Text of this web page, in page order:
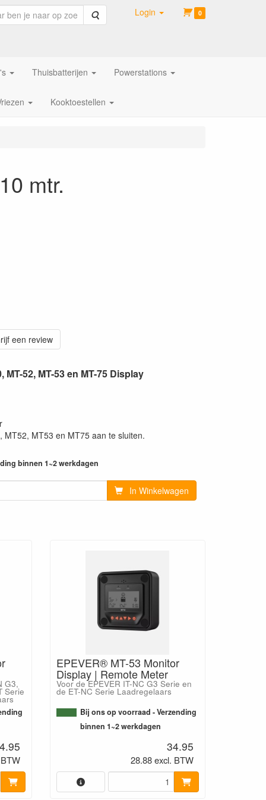
Zoeken Login 0
Thuisbatterijen Powerstations
Kooktoestellen
mtr.
een review
MT-52, MT-53 en MT-75 Display
MT52, MT53 en MT75 aan te sluiten.
binnen 1~2 werkdagen
In Winkelwagen
G3,
Serie
EPEVER® MT-53 Monitor
Display | Remote Meter
Voor de EPEVER IT-NC G3 Serie en
de ET-NC Serie Laadregelaars
Bij ons op voorraad - Verzending
binnen 1~2 werkdagen
34.95
28.88 excl. BTW